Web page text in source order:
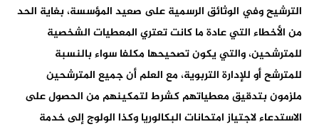
الترشيح وفي الوثائق الرسمية على صعيد المؤسسة، بغاية الحد
من الأخطاء التي عادة ما كانت تعتري المعطيات الشخصية
للمترشحين، والتي يكون تصحيحها مكلفا سواء بالنسبة
للمترشح أو للإدارة التربوية، مع العلم أن جميع المترشحين
ملزمون بتدقيق معطياتهم كشرط لتمكينهم من الحصول على
الاستدعاء لاجتياز امتحانات البكالوريا وكذا الولوج إلى خدمة